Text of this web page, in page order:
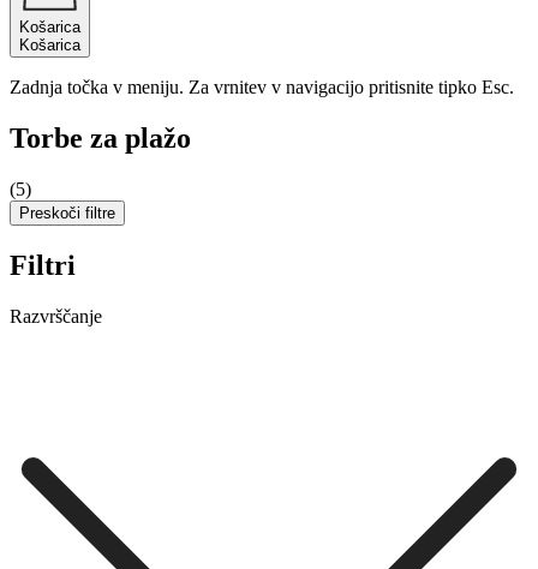
Košarica
Košarica
Zadnja točka v meniju. Za vrnitev v navigacijo pritisnite tipko Esc.
Torbe za plažo
(5)
Preskoči filtre
Filtri
Razvrščanje